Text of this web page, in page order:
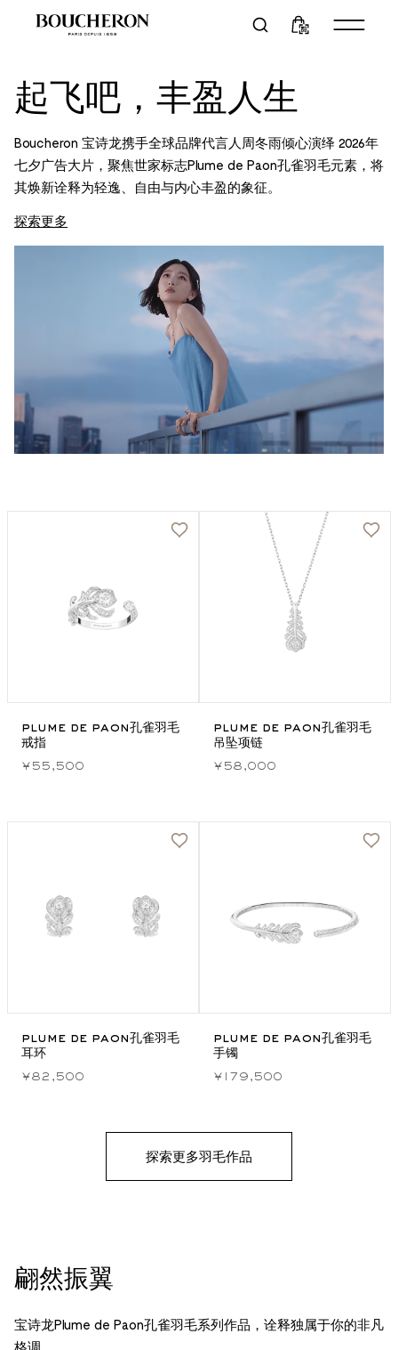
起飞吧，丰盈人生
Boucheron 宝诗龙携手全球品牌代言人周冬雨倾心演绎 2026年
七夕广告大片，聚焦世家标志Plume de Paon孔雀羽毛元素，将
其焕新诠释为轻逸、自由与内心丰盈的象征。
探索更多
plume de paon孔雀羽毛
戒指
¥55,500
plume de paon孔雀羽毛
吊坠项链
¥58,000
plume de paon孔雀羽毛
耳环
¥82,500
plume de paon孔雀羽毛
手镯
¥179,500
探索更多羽毛作品
翩然振翼
宝诗龙Plume de Paon孔雀羽毛系列作品，诠释独属于你的非凡
格调。